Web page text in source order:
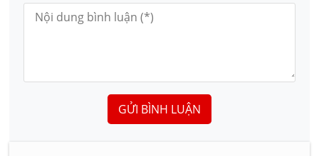
GỬI BÌNH LUẬN